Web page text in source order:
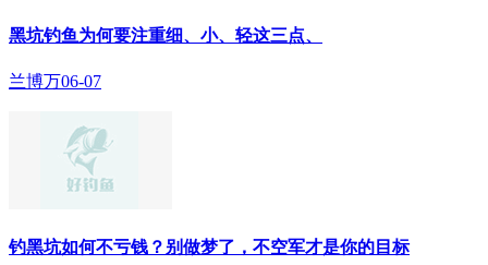
黑坑钓鱼为何要注重细、小、轻这三点、
兰博万06-07
钓黑坑如何不亏钱？别做梦了，不空军才是你的目标